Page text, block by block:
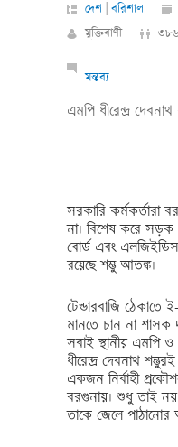
মারা গেছেন
দেশ|বরিশাল
মুক্তিবাণী
মন্তব্য
এমপি ধীরেন্দ্র দেবনাথ
সরকারি কর্মকর্তারা
না। বিশেষ করে
বোর্ড এবং
রয়েছে শম্ভু আতঙ্ক।
টেন্ডারবাজি ঠেকাতে
মানতে চান না শাসক
সবাই স্থানীয় এমপি
ধীরেন্দ্র দেবনাথ
একজন নির্বাহী
বরগুনায়। শুধু তাই
তাকে জেলে